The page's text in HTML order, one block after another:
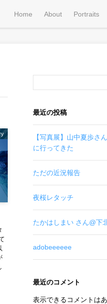
Home About Portraits
最近の投稿
【写真展】山中夏歩さ
に行ってきた
ただの近況報告
夜桜レタッチ
たかはしまい さん@下
adobeeeeee
最近のコメント
表示できるコメントはあ